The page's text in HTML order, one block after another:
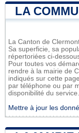
LA
La Canton de
Sa superficie, sa
répertoriées ci-
Pour toutes vos
rendre à la mairie de
indiqués sur cette
par téléphone ou par
disponibilité du service.
Mettre à jour les